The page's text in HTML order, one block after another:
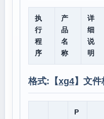
执
行
程
序
产
品
名
称
详
细
说
明
格式:【xg4】文件
P